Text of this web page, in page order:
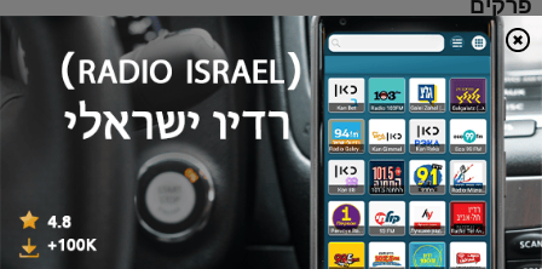
פרקים
16
- אמיר | אנושי, אנושי מדי פרק 16
11 דצמ' 2025
15 אהרון | אנושי, אנושי מדי פרק 15
20 נוב' 2025
נחום | אנושי, אנושי מדי פרק 14
30 אוק' 2025